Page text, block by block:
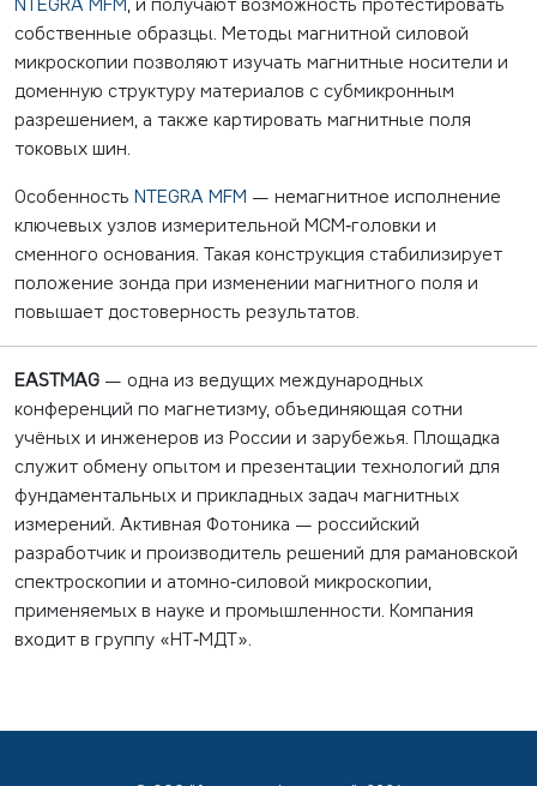
NTEGRA MFM , и получают возможность протестировать
собственные образцы. Методы магнитной силовой
микроскопии позволяют изучать магнитные носители и
доменную структуру материалов с субмикронным
разрешением, а также картировать магнитные поля
токовых шин.
Особенность NTEGRA MFM — немагнитное исполнение
ключевых узлов измерительной МСМ‑головки и
сменного основания. Такая конструкция стабилизирует
положение зонда при изменении магнитного поля и
повышает достоверность результатов.
EASTMAG — одна из ведущих международных
конференций по магнетизму, объединяющая сотни
учёных и инженеров из России и зарубежья. Площадка
служит обмену опытом и презентации технологий для
фундаментальных и прикладных задач магнитных
измерений. Активная Фотоника — российский
разработчик и производитель решений для рамановской
спектроскопии и атомно‑силовой микроскопии,
применяемых в науке и промышленности. Компания
входит в группу «НТ‑МДТ».